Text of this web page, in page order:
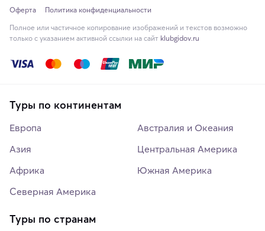
Оферта
Политика конфиденциальности
Полное или частичное копирование изображений и текстов возможно
только с указанием активной ссылки на сайт klubgidov.ru
Туры по континентам
Европа
Азия
Африка
Северная Америка
Австралия и Океания
Центральная Америка
Южная Америка
Туры по странам